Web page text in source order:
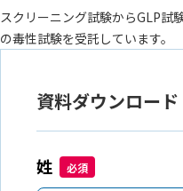
スクリーニング試験からGLP試
の毒性試験を受託しています。
資料ダウンロー